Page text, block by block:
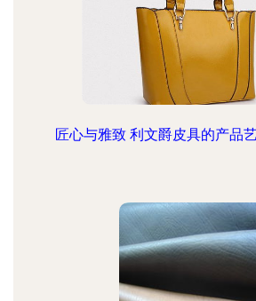
匠心与雅致 利文爵皮具的产品